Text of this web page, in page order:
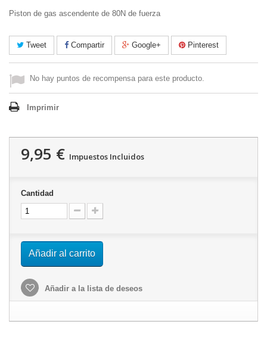
Piston de gas ascendente de 80N de fuerza
Tweet Compartir Google+ Pinterest
No hay puntos de recompensa para este producto.
Imprimir
9,95 € Impuestos Incluidos
Cantidad
Añadir al carrito
Añadir a la lista de deseos